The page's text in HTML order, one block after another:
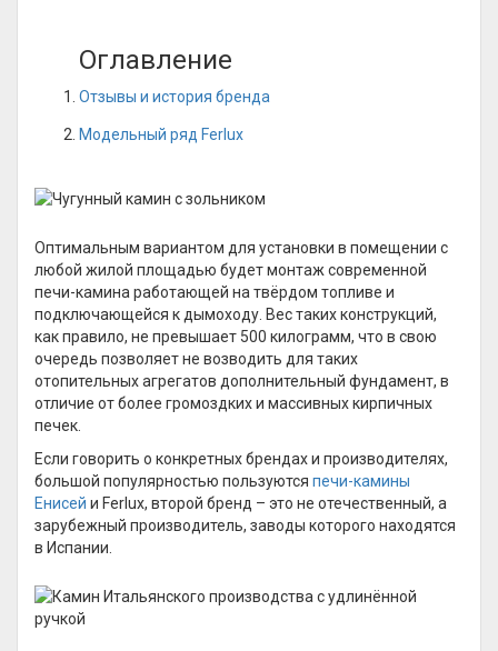
Оглавление
Отзывы и история бренда
Модельный ряд Ferlux
Оптимальным вариантом для установки в помещении с
любой жилой площадью будет монтаж современной
печи-камина работающей на твёрдом топливе и
подключающейся к дымоходу. Вес таких конструкций,
как правило, не превышает 500 килограмм, что в свою
очередь позволяет не возводить для таких
отопительных агрегатов дополнительный фундамент, в
отличие от более громоздких и массивных кирпичных
печек.
Если говорить о конкретных брендах и производителях,
большой популярностью пользуются печи-камины
Енисей и Ferlux, второй бренд – это не отечественный, а
зарубежный производитель, заводы которого находятся
в Испании.